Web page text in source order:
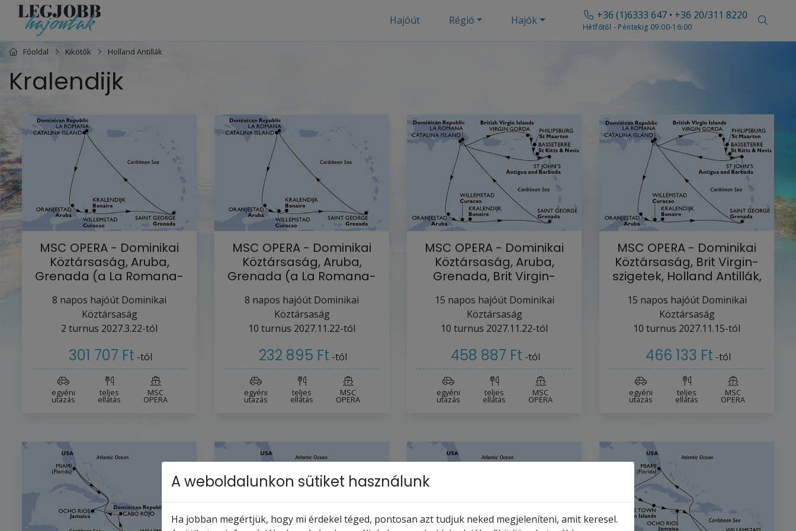
Hajóút Régió Hajók +36 (1)6333 647 • +36 20/311 8220
Hétfőtől - Péntekig 09:00-16:00
Főoldal Kikötők Holland Antillák
Kralendijk
MSC OPERA - Dominikai
Köztársaság, Aruba,
Grenada (a La Romana-
8 napos hajóút Dominikai
Köztársaság
2 turnus 2027.3.22-tól
301 707 Ft -tól
egyéni
utazás
teljes
ellátás
MSC
OPERA
MSC OPERA - Dominikai
Köztársaság, Aruba,
Grenada (a La Romana-
8 napos hajóút Dominikai
Köztársaság
10 turnus 2027.11.22-tól
232 895 Ft -tól
egyéni
utazás
teljes
ellátás
MSC
OPERA
MSC OPERA - Dominikai
Köztársaság, Aruba,
Grenada, Brit Virgin-
15 napos hajóút Dominikai
Köztársaság
10 turnus 2027.11.22-tól
458 887 Ft -tól
egyéni
utazás
teljes
ellátás
MSC
OPERA
MSC OPERA - Dominikai
Köztársaság, Brit Virgin-
szigetek, Holland Antillák,
15 napos hajóút Dominikai
Köztársaság
10 turnus 2027.11.15-tól
466 133 Ft -tól
egyéni
utazás
teljes
ellátás
MSC
OPERA
A weboldalunkon sütiket használunk
Ha jobban megértjük, hogy mi érdekel téged, pontosan azt tudjuk neked megjeleníteni, amit keresel.